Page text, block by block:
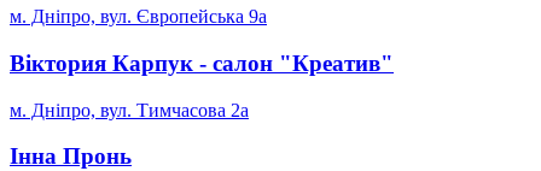
м. Дніпро, вул. Європейська 9а
Віктория Карпук - cалон "Креатив"
м. Дніпро, вул. Тимчасова 2а
Інна Пронь